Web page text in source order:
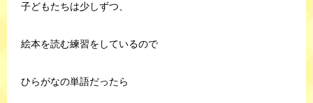
子どもたちは少しずつ、
絵本を読む練習をしているので
ひらがなの単語だったら